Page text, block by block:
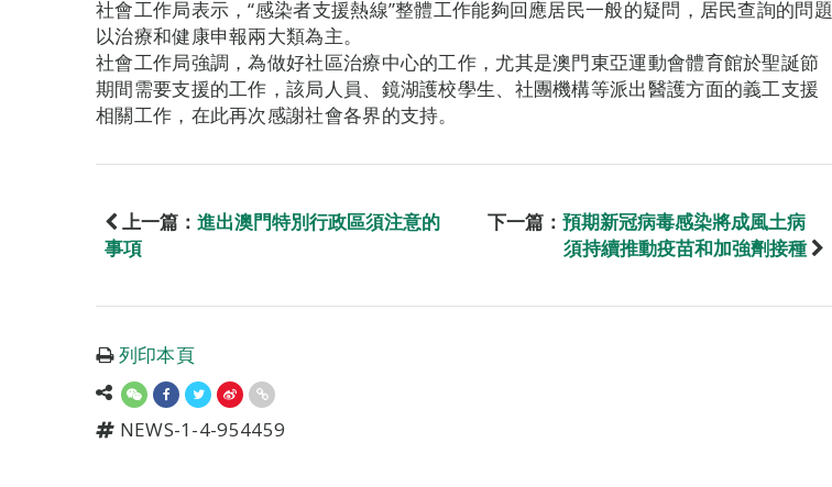
社會工作局表示，“感染者支援熱線”整體工作能夠回應居民一般的疑問，居民查詢的問題
以治療和健康申報兩大類為主。
社會工作局強調，為做好社區治療中心的工作，尤其是澳門東亞運動會體育館於聖誕節
期間需要支援的工作，該局人員、鏡湖護校學生、社團機構等派出醫護方面的義工支援
相關工作，在此再次感謝社會各界的支持。
上一篇： 進出澳門特別行政區須注意的
事項
下一篇： 預期新冠病毒感染將成風土病
須持續推動疫苗和加強劑接種
列印本頁
NEWS-1-4-954459